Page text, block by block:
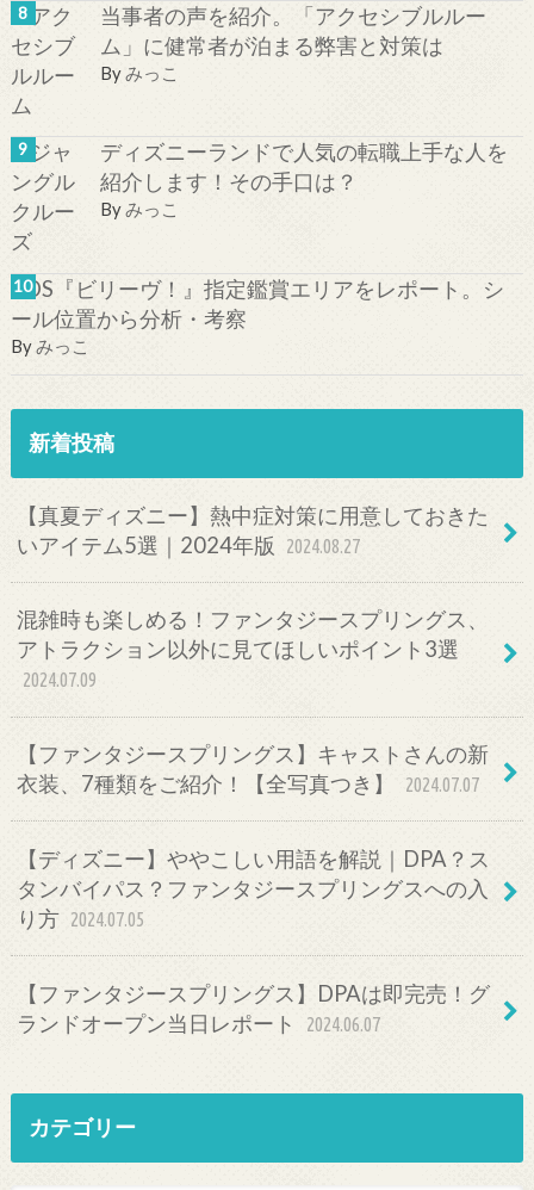
当事者の声を紹介。「アクセシブルルー
ム」に健常者が泊まる弊害と対策は
By みっこ
ディズニーランドで人気の転職上手な人を
紹介します！その手口は？
Byみっこ
TDS『ビリーヴ！』指定鑑賞エリアをレポート。シ
ール位置から分析・考察
Byみっこ
新着投稿
【真夏ディズニー】熱中症対策に用意しておきた
いアイテム5選｜2024年版
2024.08.27
混雑時も楽しめる！ファンタジースプリングス、
アトラクション以外に見てほしいポイント3選
2024.07.09
【ファンタジースプリングス】キャストさんの新
衣装、7種類をご紹介！【全写真つき】
2024.07.07
【ディズニー】ややこしい用語を解説｜DPA？ス
タンバイパス？ファンタジースプリングスへの入
り方 2024.07.05
【ファンタジースプリングス】DPAは即完売！グ
ランドオープン当日レポート
2024.06.07
カテゴリー